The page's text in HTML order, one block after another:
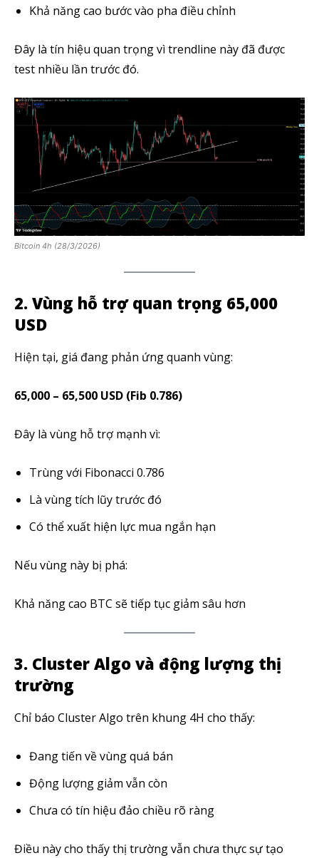
Khả năng cao bước vào pha điều chỉnh
Đây là tín hiệu quan trọng vì trendline này đã được
test nhiều lần trước đó.
Bitcoin 4h (28/3/2026)
2. Vùng hỗ trợ quan trọng 65,000
USD
Hiện tại, giá đang phản ứng quanh vùng:
65,000 – 65,500 USD (Fib 0.786)
Đây là vùng hỗ trợ mạnh vì:
Trùng với Fibonacci 0.786
Là vùng tích lũy trước đó
Có thể xuất hiện lực mua ngắn hạn
Nếu vùng này bị phá:
Khả năng cao BTC sẽ tiếp tục giảm sâu hơn
3. Cluster Algo và động lượng thị
trường
Chỉ báo Cluster Algo trên khung 4H cho thấy:
Đang tiến về vùng quá bán
Động lượng giảm vẫn còn
Chưa có tín hiệu đảo chiều rõ ràng
Điều này cho thấy thị trường vẫn chưa thực sự tạo